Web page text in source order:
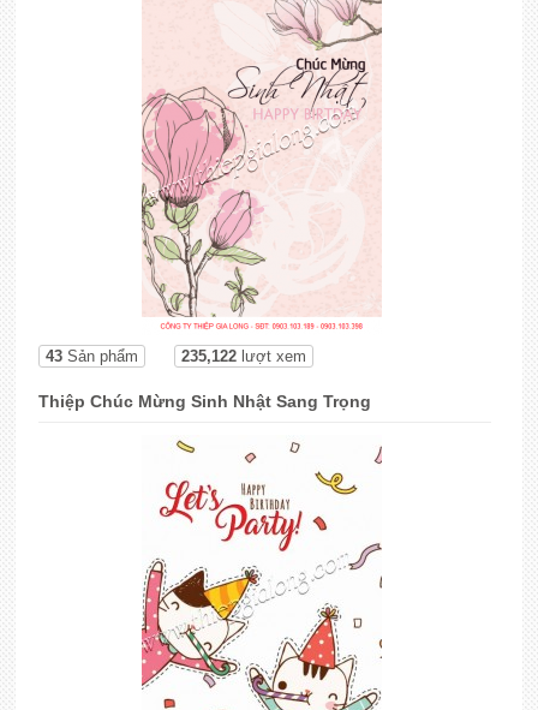
43Sản phẩm 235,122lượt xem
Thiệp Chúc Mừng Sinh Nhật Sang Trọng